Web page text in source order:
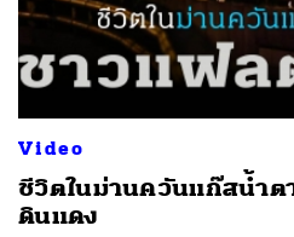
Video
ชีวิตในม่านควันแก๊สน้ำ
ดินแดง